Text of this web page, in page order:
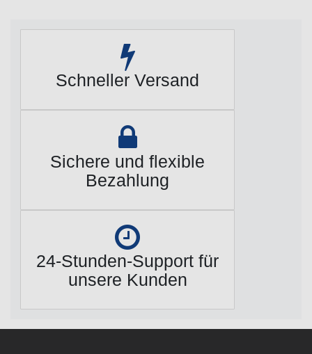
Schneller Versand
Sichere und flexible
Bezahlung
24-Stunden-Support für
unsere Kunden